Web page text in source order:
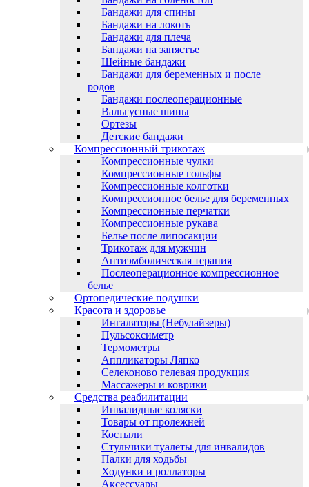
Бандажи для спины
Бандажи на локоть
Бандажи для плеча
Бандажи на запястъе
Шейные бандажи
Бандажи для беременных и после
родов
Бандажи послеоперационные
Вальгусные шины
Ортезы
Детские бандажи
Компрессионный трикотаж
Компрессионные чулки
Компрессионные гольфы
Компрессионные колготки
Компрессионное белье для беременных
Компрессионные перчатки
Компрессионные рукава
Белье после липосакции
Трикотаж для мужчин
Антиэмболическая терапия
Послеоперационное компрессионное
белье
Ортопедические подушки
Красота и здоровье
Ингаляторы (Небулайзеры)
Пульсоксиметр
Термометры
Аппликаторы Ляпко
Селеконово гелевая продукция
Массажеры и коврики
Средства реабилитации
Инвалидные коляски
Товары от пролежней
Костыли
Стульчики туалеты для инвалидов
Палки для ходьбы
Ходунки и роллаторы
Аксессуары